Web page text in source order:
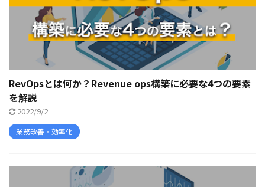
RevOpsとは何か？Revenue ops構築に必要な4つの要素
を解説
2022/9/2
業務改善・効率化